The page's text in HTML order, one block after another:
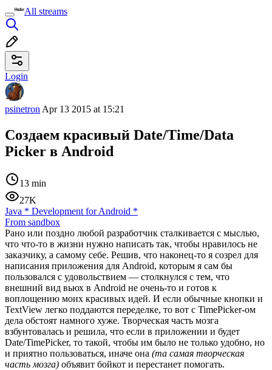
All streams
Login
psinetron Apr 13 2015 at 15:21
Создаем красивый Date/Time/Data
Picker в Android
13 min
27K
Java * Development for Android *
From sandbox
Рано или поздно любой разработчик сталкивается с мыслью,
что что-то в жизни нужно написать так, чтобы нравилось не
заказчику, а самому себе. Решив, что наконец-то я созрел для
написания приложения для Android, которым я сам бы
пользовался с удовольствием — столкнулся с тем, что
внешний вид вьюх в Android не очень-то и готов к
воплощению моих красивых идей. И если обычные кнопки и
TextView легко поддаются переделке, то вот с TimePicker-ом
дела обстоят намного хуже. Творческая часть мозга
взбунтовалась и решила, что если в приложении и будет
Date/TimePicker, то такой, чтобы им было не только удобно, но
и приятно пользоваться, иначе она (та самая творческая
часть мозга) объявит бойкот и перестанет помогать.